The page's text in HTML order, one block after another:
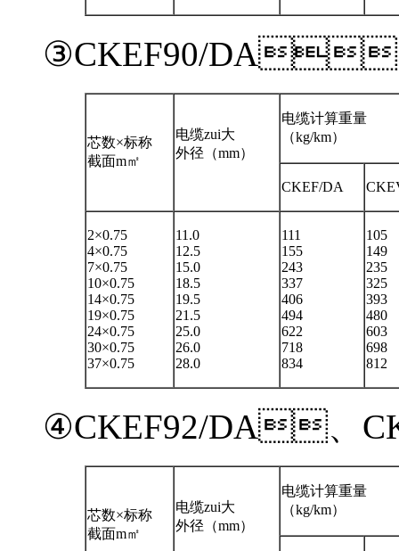
③CKEF90/DA
芯数×标称
截面m㎡
电缆zui大
外径（mm）
电缆计算重量
（kg/km）
CKEF/DA
2×0.75
4×0.75
7×0.75
10×0.75
14×0.75
19×0.75
24×0.75
30×0.75
37×0.75
11.0
12.5
15.0
18.5
19.5
21.5
25.0
26.0
28.0
111
155
243
337
406
494
622
718
834
105
149
235
325
393
480
603
698
812
④CKEF92/DA、
芯数×标称
截面m㎡
电缆zui大
外径（mm）
电缆计算重量
（kg/km）